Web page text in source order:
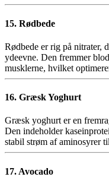
15. Rødbede
Rødbede er rig på nitrater,
ydeevne. Den fremmer
musklerne, hvilket
16. Græsk Yoghurt
Græsk yoghurt er en
Den indeholder
stabil strøm af aminosyrer
17. Avocado